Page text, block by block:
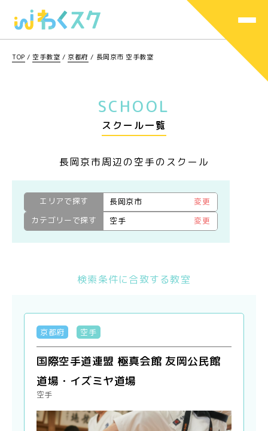
TOP / 空手教室 / 京都府 / 長岡京市 空手教室
SCHOOL
スクール一覧
長岡京市周辺の空手のスクール
エリアで探す 長岡京市
変更
カテゴリーで探す
空手 変更
検索条件に合致する教室
京都府 空手
国際空手道連盟 極真会館 友岡公民館
道場・イズミヤ道場
空手